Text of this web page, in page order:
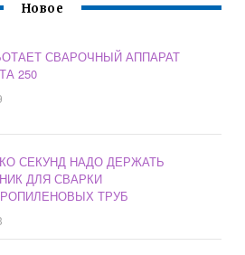
Новое
СВАРОЧНЫЙ АППАРАТ
250
СЕКУНД НАДО ДЕРЖАТЬ
ДЛЯ СВАРКИ
ТРУБ